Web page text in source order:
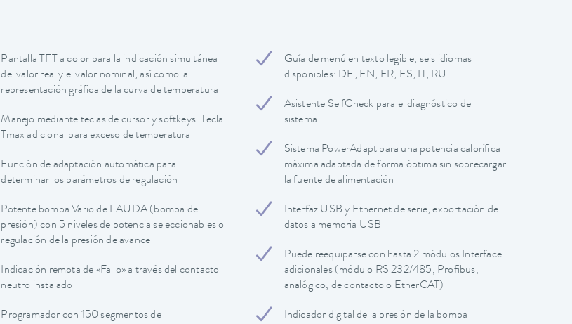
Pantalla TFT a color para la indicación simultánea
del valor real y el valor nominal, así como la
representación gráfica de la curva de temperatura
Manejo mediante teclas de cursor y softkeys. Tecla
Tmax adicional para exceso de temperatura
Función de adaptación automática para
determinar los parámetros de regulación
Potente bomba Vario de LAUDA (bomba de
presión) con 5 niveles de potencia seleccionables o
regulación de la presión de avance
Indicación remota de «Fallo» a través del contacto
neutro instalado
Programador con 150 segmentos de
Guía de menú en texto legible, seis idiomas
disponibles: DE, EN, FR, ES, IT, RU
Asistente SelfCheck para el diagnóstico del
sistema
Sistema PowerAdapt para una potencia calorífica
máxima adaptada de forma óptima sin sobrecargar
la fuente de alimentación
Interfaz USB y Ethernet de serie, exportación de
datos a memoria USB
Puede reequiparse con hasta 2 módulos Interface
adicionales (módulo RS 232/485, Profibus,
analógico, de contacto o EtherCAT)
Indicador digital de la presión de la bomba